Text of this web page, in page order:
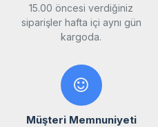
15.00 öncesi verdiğiniz
siparişler hafta içi aynı gün
kargoda.
Müşteri Memnuniyeti